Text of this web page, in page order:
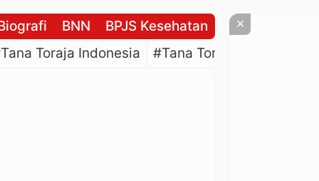
BNN BPJS Kesehatan BPJS
Toraja Indonesia #Tana Toraja Culture
×